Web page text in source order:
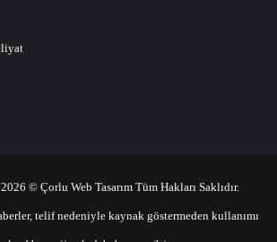
© Çorlu Web Tasarım Tüm Hakları Saklıdır.
telif nedeniyle kaynak göstermeden kullanımı